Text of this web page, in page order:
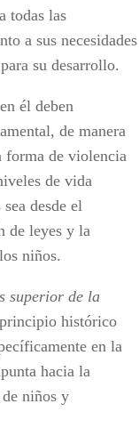
todas las
a sus necesidades
su desarrollo.
él deben
de manera
forma de violencia
de vida
desde el
de leyes y la
niños.
superior de la
histórico
en la
hacia la
niños y